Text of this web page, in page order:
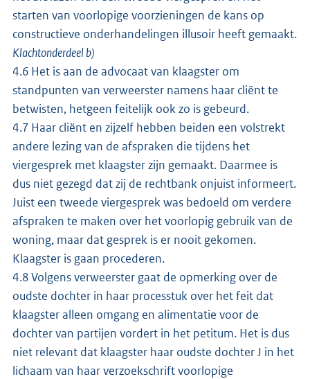
starten van voorlopige voorzieningen de kans op
constructieve onderhandelingen illusoir heeft gemaakt.
Klachtonderdeel b)
4.6 Het is aan de advocaat van klaagster om
standpunten van verweerster namens haar cliënt te
betwisten, hetgeen feitelijk ook zo is gebeurd.
4.7 Haar cliënt en zijzelf hebben beiden een volstrekt
andere lezing van de afspraken die tijdens het
viergesprek met klaagster zijn gemaakt. Daarmee is
dus niet gezegd dat zij de rechtbank onjuist informeert.
Juist een tweede viergesprek was bedoeld om verdere
afspraken te maken over het voorlopig gebruik van de
woning, maar dat gesprek is er nooit gekomen.
Klaagster is gaan procederen.
4.8 Volgens verweerster gaat de opmerking over de
oudste dochter in haar processtuk over het feit dat
klaagster alleen omgang en alimentatie voor de
dochter van partijen vordert in het petitum. Het is dus
niet relevant dat klaagster haar oudste dochter J in het
lichaam van haar verzoekschrift voorlopige